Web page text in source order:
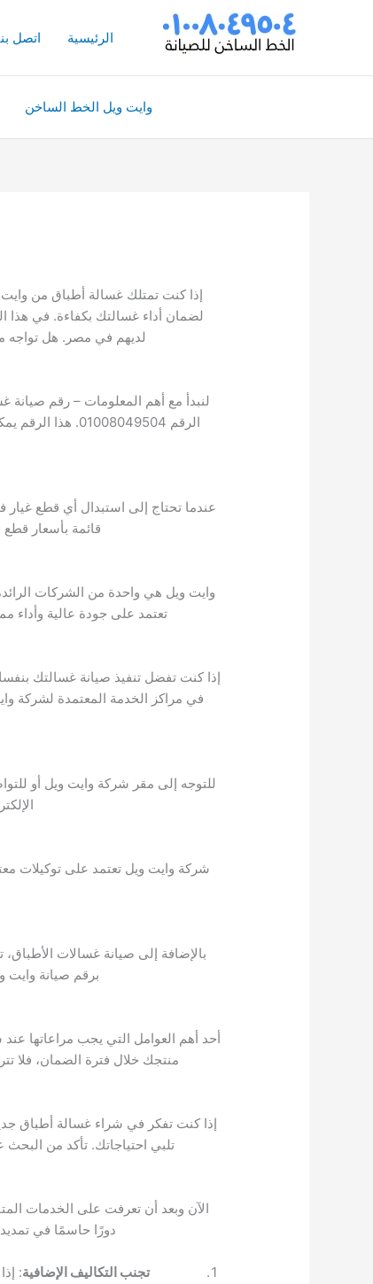
الرئيسية اتصل
وايت ويل الخط الساخن
إذا كنت تمتلك غسالة أطباق من
لضمان أداء غسالتك بكفاءة. في هذا
لديهم في مصر. هل تواجه
لنبدأ مع أهم المعلومات – رقم
الرقم
عندما تحتاج إلى استبدال أي قطع
قائمة بأسعار قطع الغيار عبر
وايت ويل هي واحدة من الشركات
تعتمد على جودة عالية وأداء
إذا كنت تفضل تنفيذ صيانة غسالتك
في مراكز الخدمة المعتمدة لشركة
للتوجه إلى مقر شركة وايت ويل أو
شركة وايت ويل تعتمد على توكيلات
بالإضافة إلى صيانة غسالات
برقم صيانة وايت ويل 01008049504 للحصول على المساعدة الفورية. يتوفر فريق متخصص لصيانة
أحد أهم العوامل التي يجب مراعاتها
منتجك خلال فترة الضمان، فلا تتردد في الاتصال برقم صيانة وايت
إذا كنت تفكر في شراء غسالة أطباق
تلبي احتياجاتك. تأكد من
الآن وبعد أن تعرفت على الخدمات
دورًا حاسمًا في
تجنب التكاليف الإضافية: